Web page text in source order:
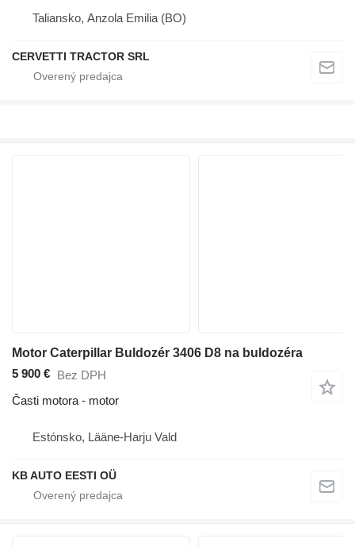
Taliansko, Anzola Emilia (BO)
CERVETTI TRACTOR SRL
Motor Caterpillar Buldozér 3406 D8 na buldozéra
5 900 € Bez DPH
Časti motora - motor
Estónsko, Lääne-Harju Vald
KB AUTO EESTI OÜ